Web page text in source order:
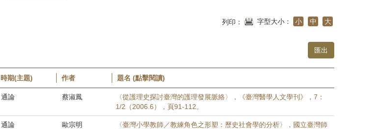
列印： 字型大小： 小 中 大
時期(主題) 作者 題名 (點擊閱讀)
通論 蔡淑鳳
〈從護理史探討臺灣的護理發展脈絡〉，《臺灣醫學人文學刊》，7：
1/2（2006.6），頁91-112。
通論 歐宗明
〈臺灣小學教師／教練角色之形塑：歷史社會學的分析〉，國立臺灣師